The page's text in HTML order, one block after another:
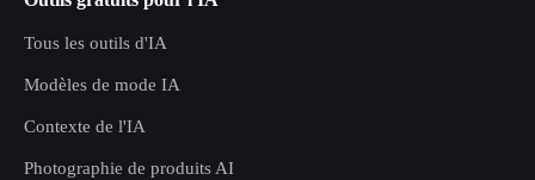
Tous les outils d'IA
Modèles de mode IA
Contexte de l'IA
Photographie de produits AI